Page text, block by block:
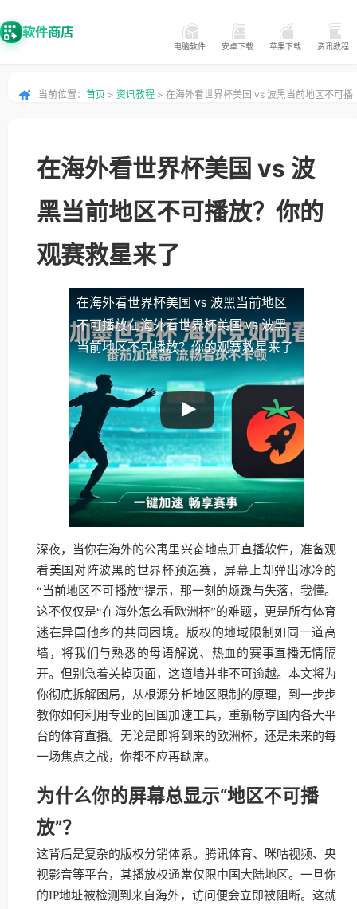
软件商店
电脑软件 安卓下载 苹果下载 资讯教程
当前位置： 首页 > 资讯教程 > 在海外看世界杯美国 vs 波黑当前地区不可播
在海外看世界杯美国 vs 波
黑当前地区不可播放？你的
观赛救星来了
在海外看世界杯美国 vs 波黑当前地区
不可播放在海外看世界杯美国 vs 波黑
当前地区不可播放？你的观赛救星来了
深夜，当你在海外的公寓里兴奋地点开直播软件，准备观
看美国对阵波黑的世界杯预选赛，屏幕上却弹出冰冷的
“当前地区不可播放”提示，那一刻的烦躁与失落，我懂。
这不仅仅是“在海外怎么看欧洲杯”的难题，更是所有体育
迷在异国他乡的共同困境。版权的地域限制如同一道高
墙，将我们与熟悉的母语解说、热血的赛事直播无情隔
开。但别急着关掉页面，这道墙并非不可逾越。本文将为
你彻底拆解困局，从根源分析地区限制的原理，到一步步
教你如何利用专业的回国加速工具，重新畅享国内各大平
台的体育直播。无论是即将到来的欧洲杯，还是未来的每
一场焦点之战，你都不应再缺席。
为什么你的屏幕总显示“地区不可播
放”？
这背后是复杂的版权分销体系。腾讯体育、咪咕视频、央
视影音等平台，其播放权通常仅限中国大陆地区。一旦你
的IP地址被检测到来自海外，访问便会立即被阻断。这就